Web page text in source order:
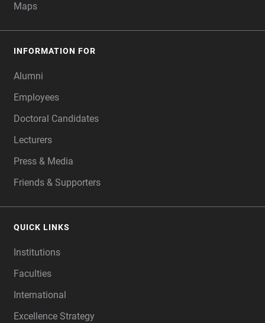
Maps
INFORMATION FOR
Alumni
Employees
Doctoral Candidates
Lecturers
Press & Media
Friends & Supporters
QUICK LINKS
Institutions
Faculties
International
Excellence Strategy